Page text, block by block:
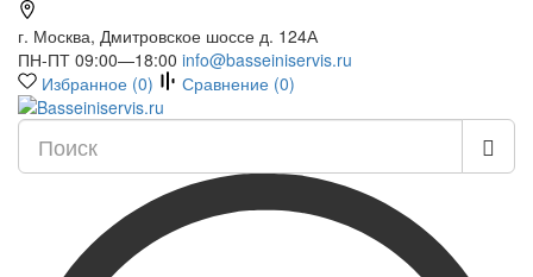
г. Москва, Дмитровское шоссе д. 124А
ПН-ПТ 09:00—18:00 info@basseiniservis.ru
Избранное (0) Сравнение (0)